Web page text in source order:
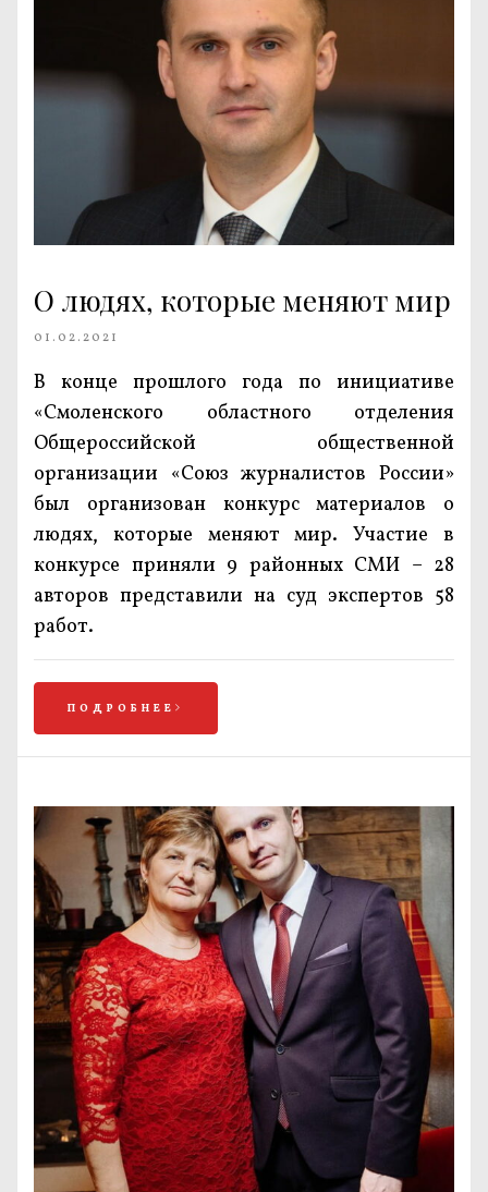
О людях, которые меняют мир
01.02.2021
В конце прошлого года по инициативе
«Смоленского областного отделения
Общероссийской общественной
организации «Союз журналистов России»
был организован конкурс материалов о
людях, которые меняют мир. Участие в
конкурсе приняли 9 районных СМИ – 28
авторов представили на суд экспертов 58
работ.
ПОДРОБНЕЕ